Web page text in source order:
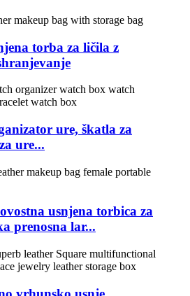
torba za ličila z
ure, škatla za
ure...
usnjena torbica za
prenosna lar...